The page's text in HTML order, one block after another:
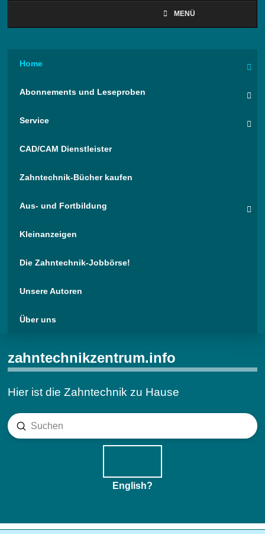
MENÜ
Home
Abonnements und Leseproben
Service
CAD/CAM Dienstleister
Zahntechnik-Bücher kaufen
Aus- und Fortbildung
Kleinanzeigen
Die Zahntechnik-Jobbörse!
Unsere Autoren
Über uns
zahntechnikzentrum.info
Hier ist die Zahntechnik zu Hause
Search
Submit
English?